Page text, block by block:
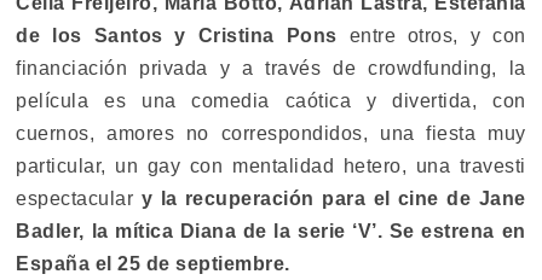
de los Santos y Cristina Pons entre otros, y con
financiación privada y a través de crowdfunding, la
película es una comedia caótica y divertida, con
cuernos, amores no correspondidos, una fiesta muy
particular, un gay con mentalidad hetero, una travesti
espectacular y la recuperación para el cine de Jane
Badler, la mítica Diana de la serie ‘V’. Se estrena en
España el 25 de septiembre.